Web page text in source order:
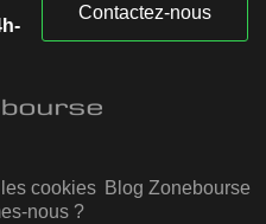
Contactez-nous
cookies Blog Zonebourse
nous ?